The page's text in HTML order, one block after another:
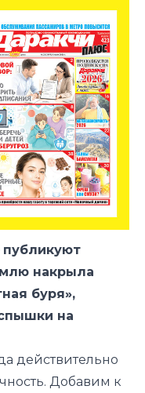
накрыла
буря»,
на
действительно
Добавим к